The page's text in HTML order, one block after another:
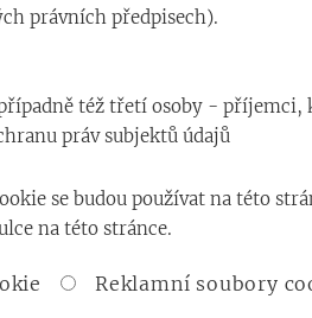
právních předpisech).
též třetí osoby -
práv subjektů údajů
se budou používat na této
na této stránce.
Reklamní soubory